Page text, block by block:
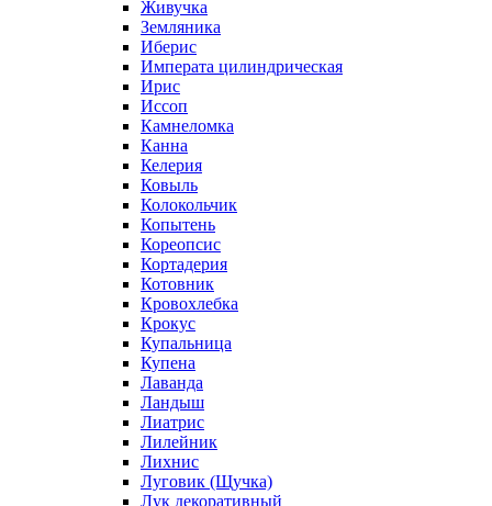
Живучка
Земляника
Иберис
Императа цилиндрическая
Ирис
Иссоп
Камнеломка
Канна
Келерия
Ковыль
Колокольчик
Копытень
Кореопсис
Кортадерия
Котовник
Кровохлебка
Крокус
Купальница
Купена
Лаванда
Ландыш
Лиатрис
Лилейник
Лихнис
Луговик (Щучка)
Лук декоративный